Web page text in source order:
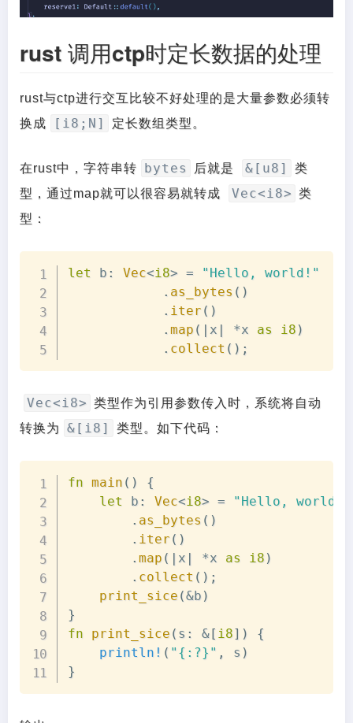
rust 调用ctp时定长数据的处理
rust与ctp进行交互比较不好处理的是大量参数必须转
换成
[i8;N] 定长数组类型。
在rust中，字符串转 bytes 后就是 &[u8]
类
型，通过map就可以很容易就转成
Vec<i8> 类
型：
let b : Vec<i8> =
"Hello, world!"
. as_bytes ( )
. iter ( )
. map ( | x | *x as i8 )
. collect ( ) ;
Copy
Vec<i8> 类型作为引用参数传入时，系统将自动
转换为
&[i8] 类型。如下代码：
fn main ( )
{
let b : Vec<i8> =
"Hello, world!"
. as_bytes ( )
. iter ( )
. map ( | x | *x as i8 )
. collect ( ) ;
print_sice (&b )
}
fn
print_sice ( s : &[ i8] )
{
println! ( "{:?}" , s )
}